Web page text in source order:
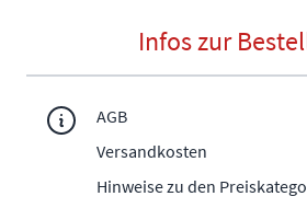
Infos zur
AGB
Versandkosten
Hinweise zu den